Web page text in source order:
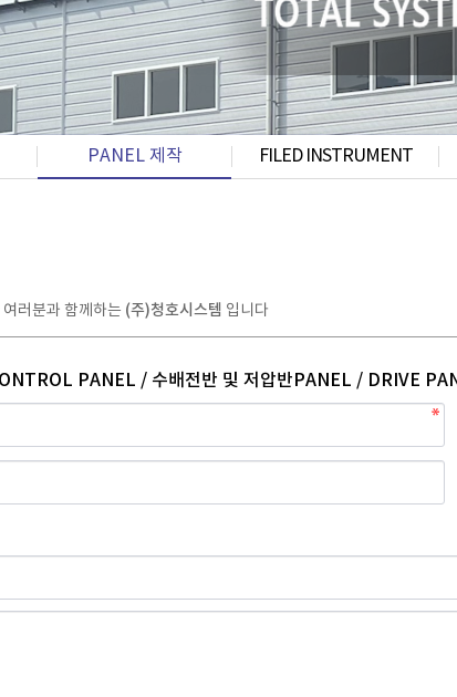
PANEL 제작 FILED INSTRUMENT
여러분과 함께하는 (주)청호시스템 입니다
PANEL / 수배전반 및 저압반PANEL / DRIVE